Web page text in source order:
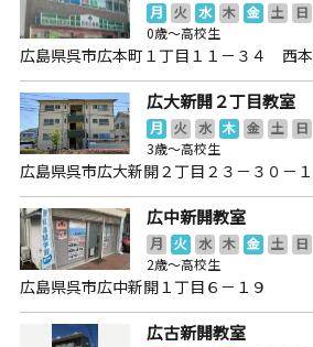
月 火 水 木 金 土
日
0歳～高校生
広島県呉市広本町１丁目１１－３４ 西
広大新開２丁目教室
月 火 水 木 金 土
日
3歳～高校生
広島県呉市広大新開２丁目２３－３０－
広中新開教室
月 火 水 木 金 土
日
2歳～高校生
広島県呉市広中新開１丁目６－１９
広古新開教室